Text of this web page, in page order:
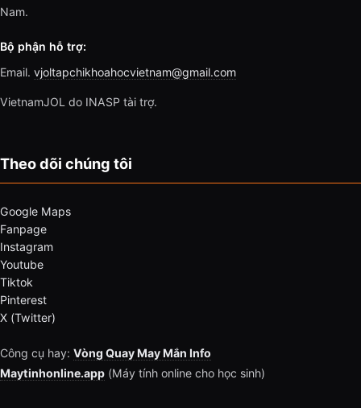
Nam.
Bộ phận hỗ trợ:
Email. vjoltapchikhoahocvietnam@gmail.com
VietnamJOL do INASP tài trợ.
Theo dõi chúng tôi
Google Maps
Fanpage
Instagram
Youtube
Tiktok
Pinterest
X (Twitter)
Công cụ hay: Vòng Quay May Mắn Info
Maytinhonline.app (Máy tính online cho học sinh)